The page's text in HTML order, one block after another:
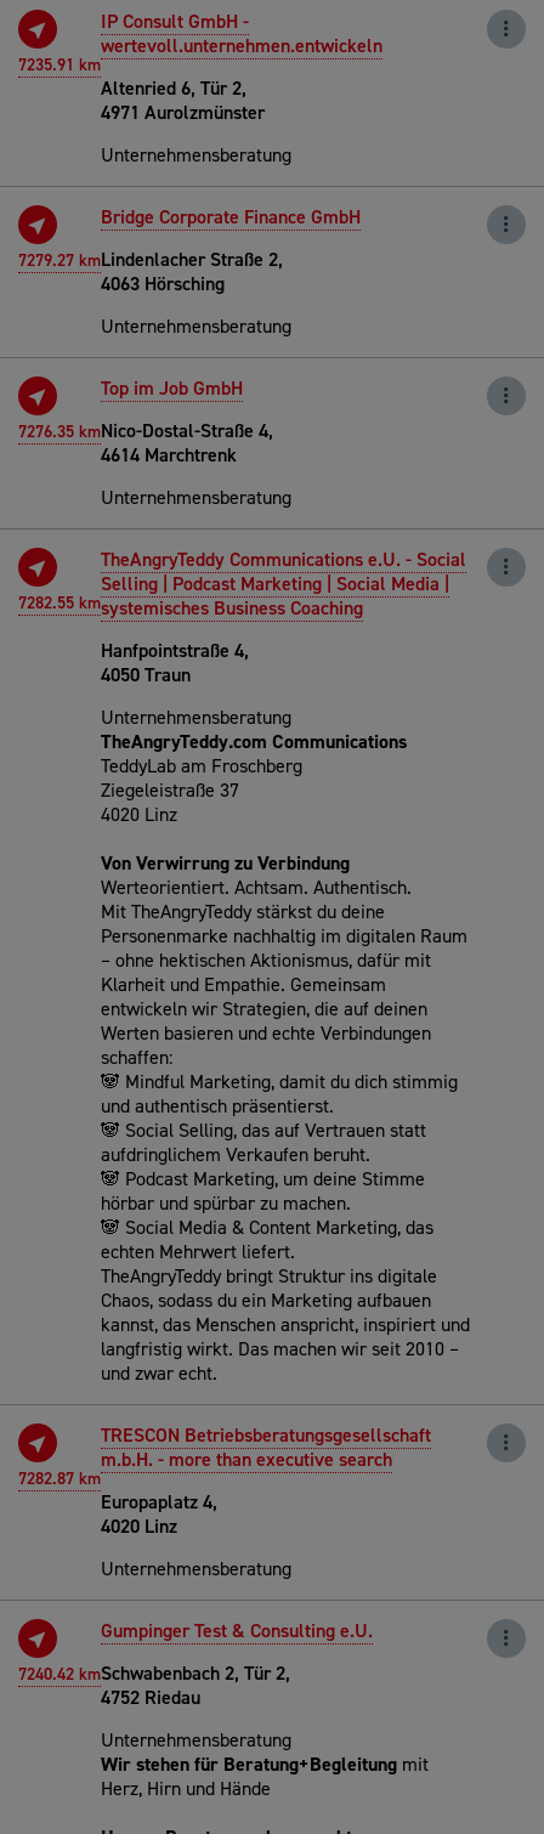
7235.91 km
IP Consult GmbH -
wertevoll.unternehmen.entwickeln
Altenried 6, Tür 2,
4971 Aurolzmünster
Unternehmensberatung
7279.27 km
Bridge Corporate Finance GmbH
Lindenlacher Straße 2,
4063 Hörsching
Unternehmensberatung
7276.35 km
Top im Job GmbH
Nico-Dostal-Straße 4,
4614 Marchtrenk
Unternehmensberatung
7282.55 km
TheAngryTeddy Communications e.U. - Social
Selling | Podcast Marketing | Social Media |
systemisches Business Coaching
Hanfpointstraße 4,
4050 Traun
Unternehmensberatung
TheAngryTeddy.com Communications
TeddyLab am Froschberg
Ziegeleistraße 37
4020 Linz
Von Verwirrung zu Verbindung
Werteorientiert. Achtsam. Authentisch.
Mit TheAngryTeddy stärkst du deine
Personenmarke nachhaltig im digitalen Raum
– ohne hektischen Aktionismus, dafür mit
Klarheit und Empathie. Gemeinsam
entwickeln wir Strategien, die auf deinen
Werten basieren und echte Verbindungen
schaffen:
🐼 Mindful Marketing, damit du dich stimmig
und authentisch präsentierst.
🐼 Social Selling, das auf Vertrauen statt
aufdringlichem Verkaufen beruht.
🐼 Podcast Marketing, um deine Stimme
hörbar und spürbar zu machen.
🐼 Social Media & Content Marketing, das
echten Mehrwert liefert.
TheAngryTeddy bringt Struktur ins digitale
Chaos, sodass du ein Marketing aufbauen
kannst, das Menschen anspricht, inspiriert und
langfristig wirkt. Das machen wir seit 2010 –
und zwar echt.
7282.87 km
TRESCON Betriebsberatungsgesellschaft
m.b.H. - more than executive search
Europaplatz 4,
4020 Linz
Unternehmensberatung
7240.42 km
Gumpinger Test & Consulting e.U.
Schwabenbach 2, Tür 2,
4752 Riedau
Unternehmensberatung
Wir stehen für Beratung+Begleitung mit
Herz, Hirn und Hände